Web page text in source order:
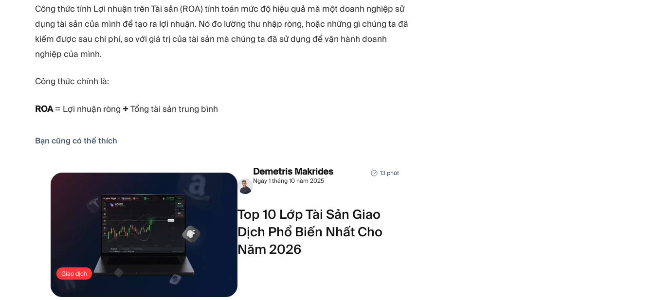
Công thức tính Lợi nhuận trên Tài sản (ROA) tính toán mức độ hiệu quả mà một doanh nghiệp sử
dụng tài sản của mình để tạo ra lợi nhuận. Nó đo lường thu nhập ròng, hoặc những gì chúng ta đã
kiếm được sau chi phí, so với giá trị của tài sản mà chúng ta đã sử dụng để vận hành doanh
nghiệp của mình.
Công thức chính là:
ROA= Lợi nhuận ròng ÷Tổng tài sản trung bình
Bạn cũng có thể thích
Giao dịch
Demetris Makrides
Ngày 1 tháng 10 năm 2025
13 phút
Top 10 Lớp Tài Sản Giao
Dịch Phổ Biến Nhất Cho
Năm 2026